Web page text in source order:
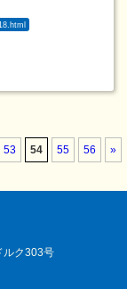
53 54 55 56 »
ルク303号